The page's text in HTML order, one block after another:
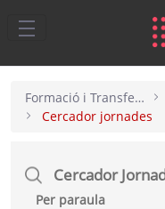
Salta al contingut
Formació i Transferència
Cercador jornades
Cercador
Per paraula